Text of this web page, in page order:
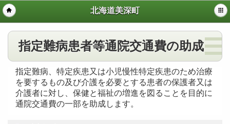
北海道美深町
指定難病患者等通院交通費の助成
指定難病、特定疾患又は小児慢性特定疾患のため治療
を要するもの及び介護を必要とする患者の保護者又は
介護者に対し、保健と福祉の増進を図ることを目的に
通院交通費の一部を助成します。